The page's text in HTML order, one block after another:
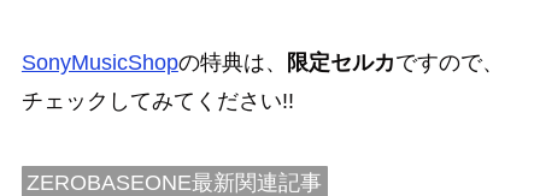
SonyMusicShopの特典は、 限定セルカですので、
チェックしてみてください!!
ZEROBASEONE最新関連記事